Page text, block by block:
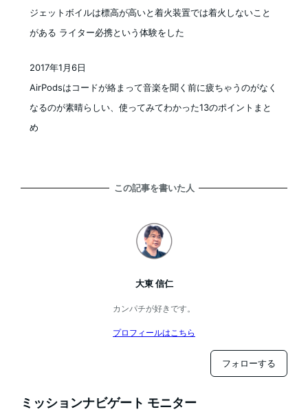
ジェットボイルは標高が高いと着火装置では着火しないこと
がある ライター必携という体験をした
AirPodsはコードが絡まって音楽を聞く前に疲ちゃうのがなく
なるのが素晴らしい、使ってみてわかった13のポイントまと
め
2017年1月6日
この記事を書いた人
大東 信仁
カンパチが好きです。
プロフィールはこちら
フォローする
ミッションナビゲート モニター